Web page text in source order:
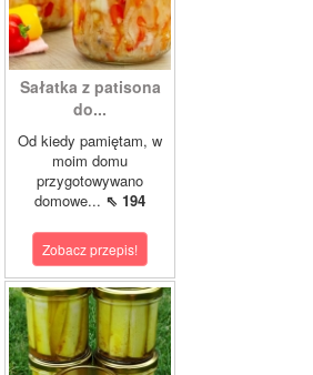
Sałatka z patisona
do...
Od kiedy pamiętam, w
moim domu
przygotowywano
domowe... ⇖ 194
Zobacz przepis!